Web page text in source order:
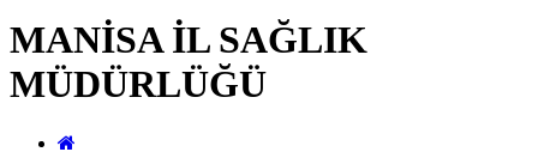
MANİSA İL SAĞLIK
MÜDÜRLÜĞÜ